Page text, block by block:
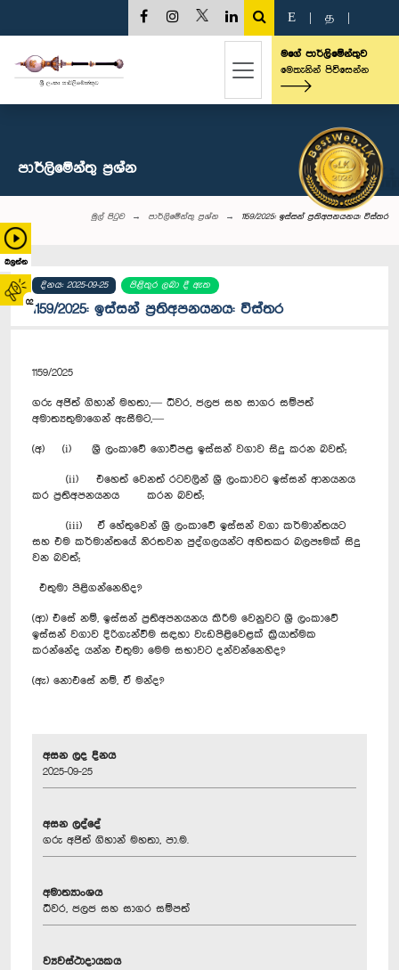
බලන්න
02
E த
මගේ පාර්ලිමේන්තුව
මෙතැනින් පිවිසෙන්න
පාර්ලි‌මේන්තු‌ ප්‍රශ්න
මුල් පිටුව පාර්ලි‌මේන්තු‌ ප්‍රශ්න 1159/2025: ඉස්සන් ප්‍රතිඅපනයනය: විස්තර
දිනය: 2025-09-25 පිළිතුර ලබා දී ඇත
1159/2025: ඉස්සන් ප්‍රතිඅපනයනය: විස්තර
1159/2025
ගරු අජිත් ගිහාන් මහතා,— ධීවර, ජලජ සහ සාගර සම්පත්
අමාත්‍යතුමාගෙන් ඇසීමට,—
(අ) (i) ශ්‍රී ලංකාවේ ගොවිපළ ඉස්සන් වගාව සිදු කරන බවත්;
(ii) එහෙත් වෙනත් රටවලින් ශ්‍රී ලංකාවට ඉස්සන් ආනයනය
කර ප්‍රතිඅපනයනය කරන බවත්;
(iii) ඒ හේතුවෙන් ශ්‍රී ලංකාවේ ඉස්සන් වගා කර්මාන්තයට
සහ එම කර්මාන්තයේ නිරතවන පුද්ගලයන්ට අහිතකර බලපෑමක් සිදු
වන බවත්;
එතුමා පිළිගන්නෙහිද?
(ආ) එසේ නම්, ඉස්සන් ප්‍රතිඅපනයනය කිරීම වෙනුවට ශ්‍රී ලංකාවේ
ඉස්සන් වගාව දිරිගැන්වීම සඳහා වැඩපිළිවෙළක් ක්‍රියාත්මක
කරන්නේද යන්න එතුමා මෙම සභාවට දන්වන්නෙහිද?
(ඇ) නොඑසේ නම්, ඒ මන්ද?
අසන ලද දිනය
2025-09-25
අසන ලද්දේ
ගරු අජිත් ගිහාන් මහතා, පා.ම.
අමාත්‍යාංශය
ධීවර, ජලජ සහ සාගර සම්පත්
ව්‍යවස්ථාදායකය